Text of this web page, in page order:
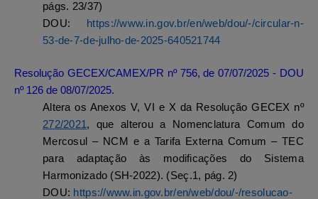
págs. 23/37)
DOU:
https://www.in.gov.br/en/web/dou/-/circular-n-
53-de-7-de-julho-de-2025-640521744
Resolução GECEX/CAMEX/PR nº 756, de 07/07/2025 - DOU
nº 126 de 08/07/2025.
Altera os Anexos V, VI e X da Resolução GECEX nº
272/2021 , que alterou a Nomenclatura Comum do
Mercosul – NCM e a Tarifa Externa Comum – TEC
para adaptação às modificações do Sistema
Harmonizado (SH-2022). (Seç.1, pág. 2)
DOU: https://www.in.gov.br/en/web/dou/-/resolucao-